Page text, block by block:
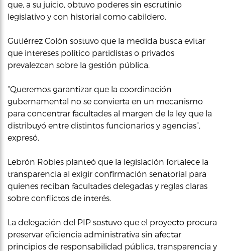
que, a su juicio, obtuvo poderes sin escrutinio
legislativo y con historial como cabildero.
Gutiérrez Colón sostuvo que la medida busca evitar
que intereses político partidistas o privados
prevalezcan sobre la gestión pública.
“Queremos garantizar que la coordinación
gubernamental no se convierta en un mecanismo
para concentrar facultades al margen de la ley que la
distribuyó entre distintos funcionarios y agencias”,
expresó.
Lebrón Robles planteó que la legislación fortalece la
transparencia al exigir confirmación senatorial para
quienes reciban facultades delegadas y reglas claras
sobre conflictos de interés.
La delegación del PIP sostuvo que el proyecto procura
preservar eficiencia administrativa sin afectar
principios de responsabilidad pública, transparencia y